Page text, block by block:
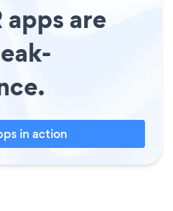
are
in action